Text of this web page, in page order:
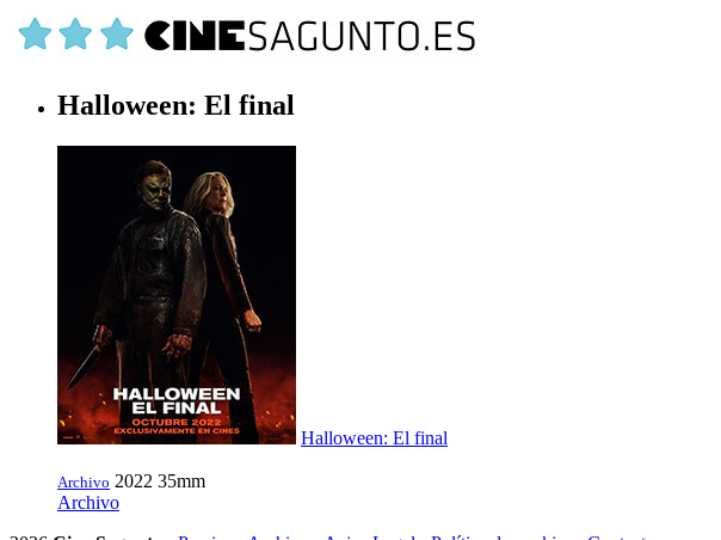
Halloween: El final
Halloween: El final
Archivo 2022 35mm
Archivo